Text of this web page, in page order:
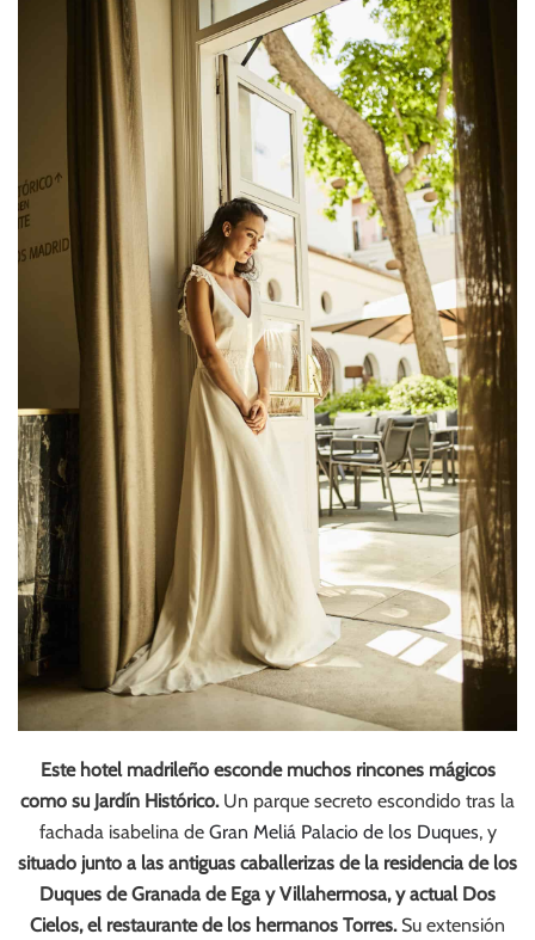
Este hotel madrileño esconde muchos rincones mágicos
como su Jardín Histórico.Un parque secreto escondido tras la
fachada isabelina de Gran Meliá Palacio de los Duques, y
situado junto a las antiguas caballerizas de la residencia de los
Duques de Granada de Ega y Villahermosa, y actual Dos
Cielos, el restaurante de los hermanos Torres.Su extensión